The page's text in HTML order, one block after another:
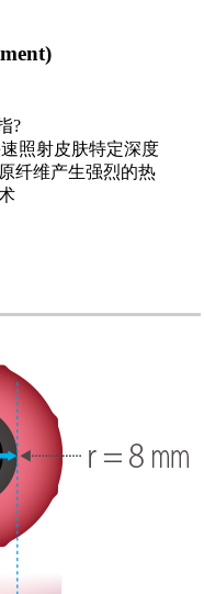
?
照射皮肤特定深度
纤维产生强烈的热